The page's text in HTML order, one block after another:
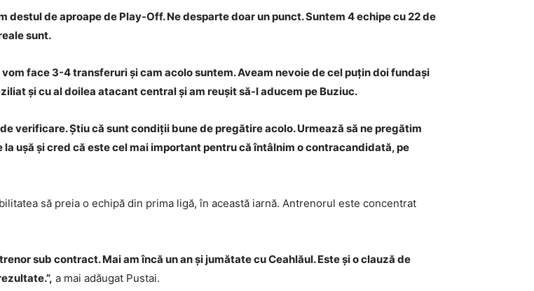
destul de aproape de Play-Off. Ne desparte doar un punct. Suntem 4 echipe cu 22 de
sunt.
face 3-4 transferuri și cam acolo suntem. Aveam nevoie de cel puțin doi fundași
și cu al doilea atacant central și am reușit să-l aducem pe Buziuc.
verificare. Știu că sunt condiții bune de pregătire acolo. Urmează să ne pregătim
ușă și cred că este cel mai important pentru că întâlnim o contracandidată, pe
să preia o echipă din prima ligă, în această iarnă. Antrenorul este concentrat
sub contract. Mai am încă un an și jumătate cu Ceahlăul. Este și o clauză de
a mai adăugat Pustai.